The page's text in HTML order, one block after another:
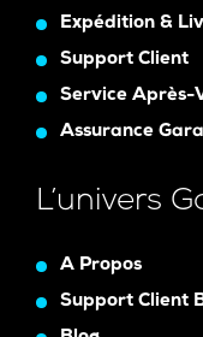
Expédition &
Support Client
Service Après-
Assurance
L’univers
A Propos
Support Client